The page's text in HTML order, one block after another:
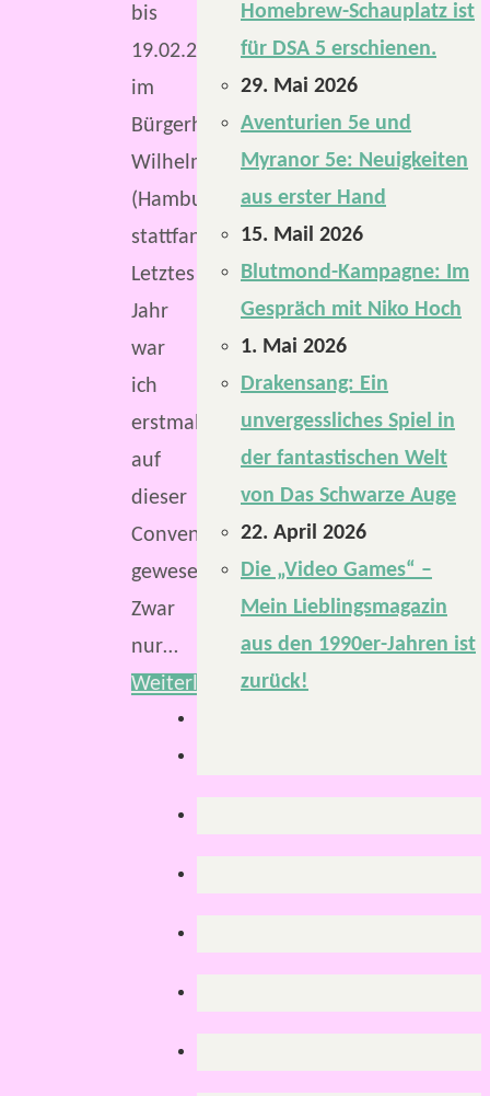
bis
19.02.2017
im
Bürgerhaus
Wilhelmsburg
(Hamburg)
stattfand.
Letztes
Jahr
war
ich
erstmals
auf
dieser
Convention
gewesen.
Zwar
nur…
Weiterlesen
Homebrew-Schauplatz ist
für DSA 5 erschienen.
29. Mai 2026
Aventurien 5e und
Myranor 5e: Neuigkeiten
aus erster Hand
15. Mail 2026
Blutmond-Kampagne: Im
Gespräch mit Niko Hoch
1. Mai 2026
Drakensang: Ein
unvergessliches Spiel in
der fantastischen Welt
von Das Schwarze Auge
22. April 2026
Die „Video Games“ –
Mein Lieblingsmagazin
aus den 1990er-Jahren ist
zurück!